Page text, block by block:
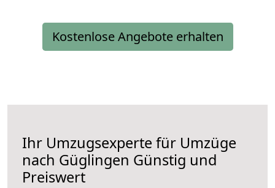
Kostenlose Angebote erhalten
Ihr Umzugsexperte für Umzüge
nach Güglingen Günstig und
Preiswert